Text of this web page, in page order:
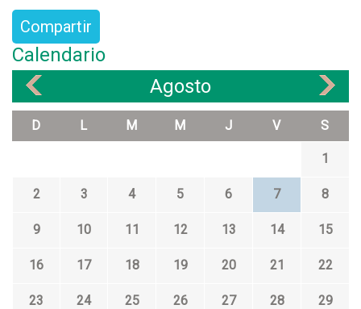
Compartir
Calendario
Agosto
D L M M J V S
1
2 3 4 5 6 7 8
9 10 11 12 13 14 15
16 17 18 19 20 21 22
23 24 25 26 27 28 29